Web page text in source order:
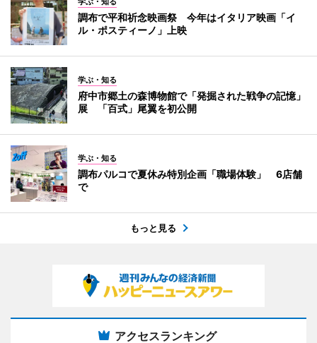
調布で平和祈念映画祭 今年はイタリア映画「イ
ル・ポスティーノ」上映
学ぶ・知る
府中市郷土の森博物館で「発掘された戦争の記憶」
展 「百式」尾翼を初公開
学ぶ・知る
調布パルコで夏休み特別企画「職場体験」 6店舗
で
もっと見る
アクセスランキング